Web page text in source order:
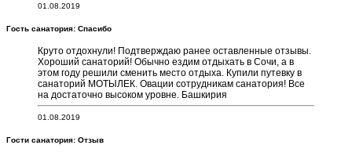
01.08.2019
Гость санатория: Спасибо
Круто отдохнули! Подтверждаю ранее оставленные отзывы.
Хороший санаторий! Обычно ездим отдыхать в Сочи, а в
этом году решили сменить место отдыха. Купили путевку в
санаторий МОТЫЛЕК. Овации сотрудникам санатория! Все
на достаточно высоком уровне. Башкирия
01.08.2019
Гости санатория: Отзыв